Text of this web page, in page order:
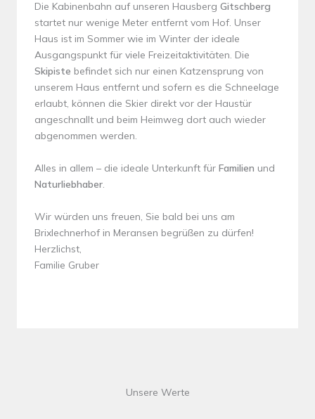
Die Kabinenbahn auf unseren Hausberg Gitschberg
startet nur wenige Meter entfernt vom Hof. Unser
Haus ist im Sommer wie im Winter der ideale
Ausgangspunkt für viele Freizeitaktivitäten. Die
Skipiste befindet sich nur einen Katzensprung von
unserem Haus entfernt und sofern es die Schneelage
erlaubt, können die Skier direkt vor der Haustür
angeschnallt und beim Heimweg dort auch wieder
abgenommen werden.
Alles in allem – die ideale Unterkunft für Familien und
Naturliebhaber.
Wir würden uns freuen, Sie bald bei uns am
Brixlechnerhof in Meransen begrüßen zu dürfen!
Herzlichst,
Familie Gruber
Unsere Werte